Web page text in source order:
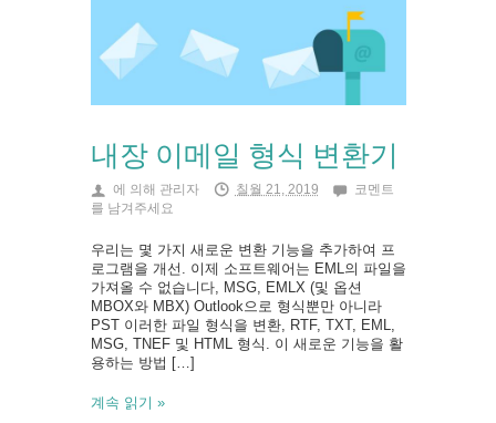
내장 이메일 형식 변환기
에 의해 관리자 칠월 21, 2019
코멘트
를 남겨주세요
우리는 몇 가지 새로운 변환 기능을 추가하여 프
로그램을 개선. 이제 소프트웨어는 EML의 파일을
가져올 수 없습니다, MSG, EMLX (및 옵션
MBOX와 MBX) Outlook으로 형식뿐만 아니라
PST 이러한 파일 형식을 변환, RTF, TXT, EML,
MSG, TNEF 및 HTML 형식. 이 새로운 기능을 활
용하는 방법 […]
계속 읽기 »